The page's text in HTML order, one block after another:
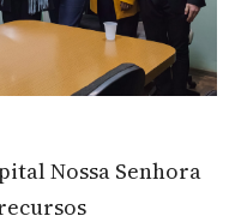
Nossa Senhora